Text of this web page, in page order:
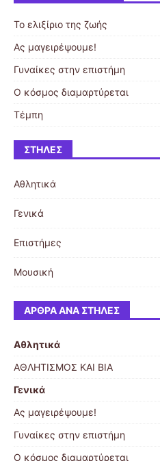
Το ελιξίριο της ζωής
Ας μαγειρέψουμε!
Γυναίκες στην επιστήμη
Ο κόσμος διαμαρτύρεται
Τέμπη
ΣΤΉΛΕΣ
Αθλητικά
Γενικά
Επιστήμες
Μουσική
ΆΡΘΡΑ ΑΝΆ ΣΤΉΛΕΣ
Αθλητικά
ΑΘΛΗΤΙΣΜΟΣ ΚΑΙ ΒΙΑ
Γενικά
Ας μαγειρέψουμε!
Γυναίκες στην επιστήμη
Ο κόσμος διαμαρτύρεται